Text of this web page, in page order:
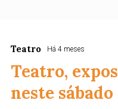
Teatro Há 4 meses
Teatro,
neste